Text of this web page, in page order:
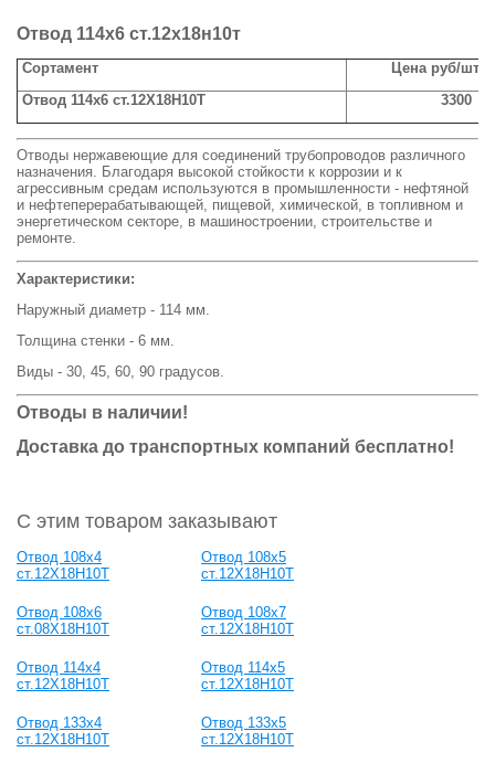
Отвод 114х6 ст.12х18н10т
Сортамент
Цена руб/шт с
Отвод 114х6 ст.12Х18Н10Т
3300
Отводы нержавеющие для соединений трубопроводов различного
назначения. Благодаря высокой стойкости к коррозии и к
агрессивным средам используются в промышленности - нефтяной
и нефтеперерабатывающей, пищевой, химической, в топливном и
энергетическом секторе, в машиностроении, строительстве и
ремонте.
Характеристики:
Наружный диаметр - 114 мм.
Толщина стенки - 6 мм.
Виды - 30, 45, 60, 90 градусов.
Отводы в наличии!
Доставка до транспортных компаний бесплатно!
С этим товаром заказывают
Отвод 108х4
ст.12Х18Н10Т
Отвод 108х5
ст.12Х18Н10Т
Отвод 108х6
ст.08Х18Н10Т
Отвод 108х7
ст.12Х18Н10Т
Отвод 114х4
ст.12Х18Н10Т
Отвод 114х5
ст.12Х18Н10Т
Отвод 133х4
ст.12Х18Н10Т
Отвод 133х5
ст.12Х18Н10Т